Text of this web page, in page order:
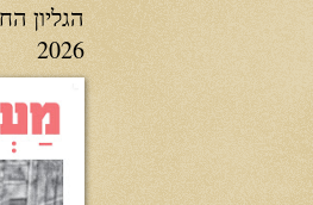
הגליון
2026